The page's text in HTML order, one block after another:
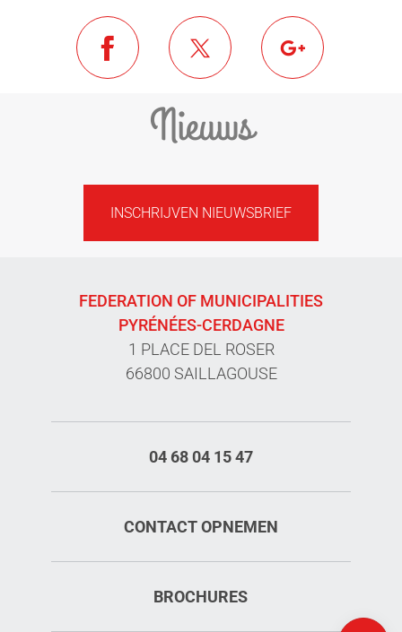
Kaart
Nieuws
INSCHRIJVEN NIEUWSBRIEF
FEDERATION OF MUNICIPALITIES
PYRÉNÉES-CERDAGNE
1 PLACE DEL ROSER
66800 SAILLAGOUSE
04 68 04 15 47
CONTACT OPNEMEN
BROCHURES